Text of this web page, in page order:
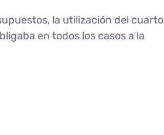
la utilización del cuarto
en todos los casos a la